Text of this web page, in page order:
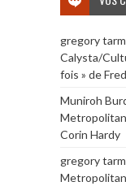
gregory
Calysta/
fois » de
Muniroh
Corin Hardy
gregory